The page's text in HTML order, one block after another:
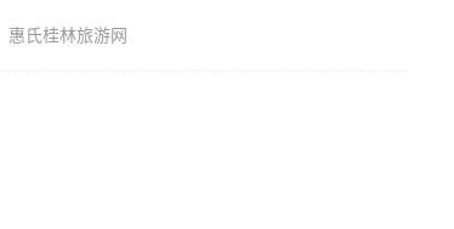
惠氏桂林旅游网